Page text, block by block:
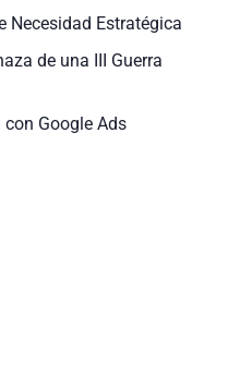
Necesidad Estratégica
de una III Guerra
Google Ads